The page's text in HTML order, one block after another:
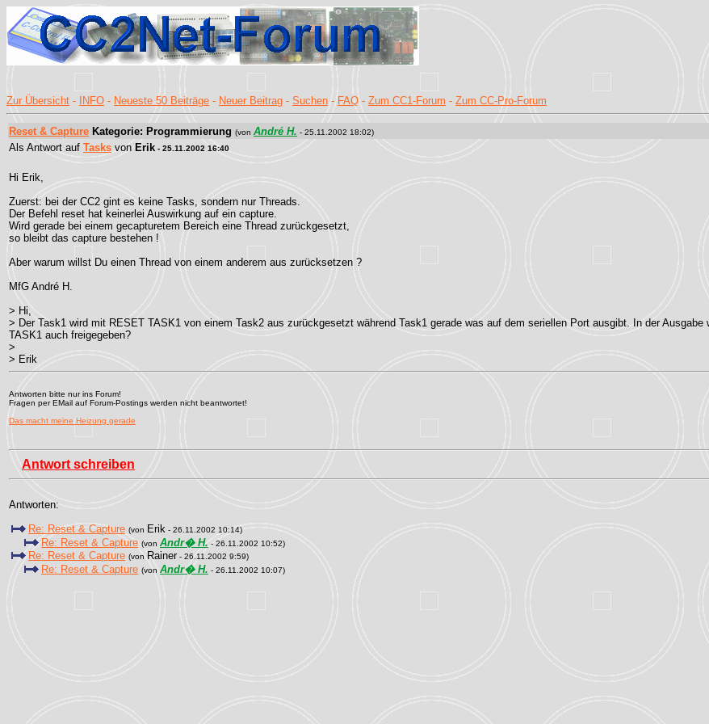
Zur Übersicht - INFO - Neueste 50 Beiträge - Neuer Beitrag - Suchen - FAQ - Zum CC1-Forum - Zum CC-Pro-Forum
Reset & Capture Kategorie: Programmierung (von André H. - 25.11.2002 18:02)
Als Antwort auf Tasks von Erik - 25.11.2002 16:40
Hi Erik,
Zuerst: bei der CC2 gint es keine Tasks, sondern nur Threads.
Der Befehl reset hat keinerlei Auswirkung auf ein capture.
Wird gerade bei einem gecapturetem Bereich eine Thread zurückgesetzt,
so bleibt das capture bestehen !
Aber warum willst Du einen Thread von einem anderem aus zurücksetzen ?
MfG André H.
> Hi,
> Der Task1 wird mit RESET TASK1 von einem Task2 aus zurückgesetzt während Task1 gerade was auf dem seriellen Port ausgibt. In der
TASK1 auch freigegeben?
>
> Erik
Antworten bitte nur ins Forum!
Fragen per EMail auf Forum-Postings werden nicht beantwortet!
Das macht meine Heizung gerade
Antwort schreiben
Antworten:
Re: Reset & Capture (von Erik - 26.11.2002 10:14)
Re: Reset & Capture (von Andr� H. - 26.11.2002 10:52)
Re: Reset & Capture (von Rainer - 26.11.2002 9:59)
Re: Reset & Capture (von Andr� H. - 26.11.2002 10:07)